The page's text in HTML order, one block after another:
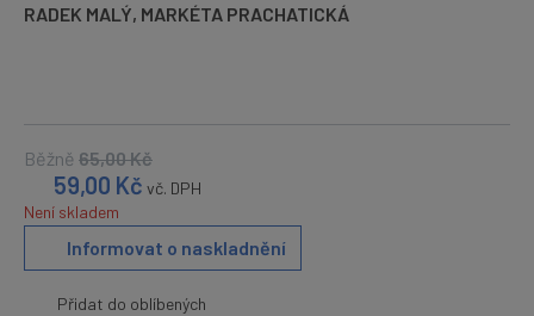
RADEK MALÝ, MARKÉTA PRACHATICKÁ
Běžně 65,00Kč
59,00 Kč vč. DPH
Není skladem
Informovat o naskladnění
Přidat do oblíbených